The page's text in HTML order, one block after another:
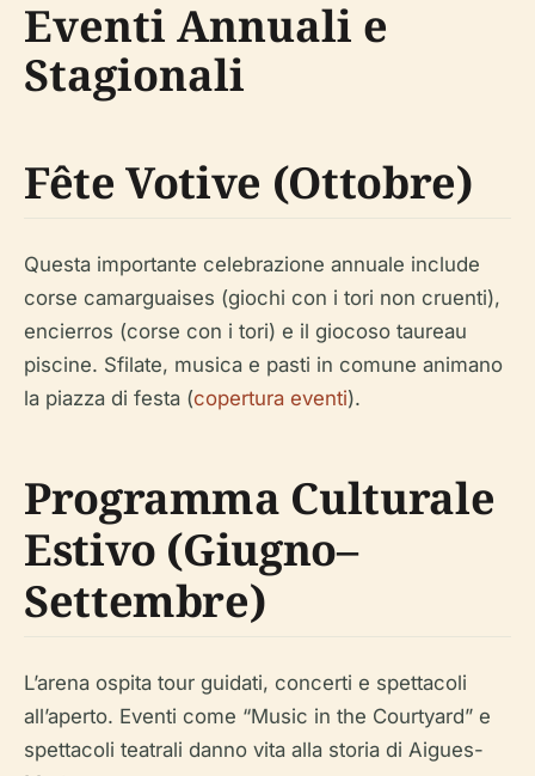
Eventi Annuali e
Stagionali
Fête Votive (Ottobre)
Questa importante celebrazione annuale include
corse camarguaises (giochi con i tori non cruenti),
encierros (corse con i tori) e il giocoso taureau
piscine. Sfilate, musica e pasti in comune animano
la piazza di festa (copertura eventi).
Programma Culturale
Estivo (Giugno–
Settembre)
L’arena ospita tour guidati, concerti e spettacoli
all’aperto. Eventi come “Music in the Courtyard” e
spettacoli teatrali danno vita alla storia di Aigues-